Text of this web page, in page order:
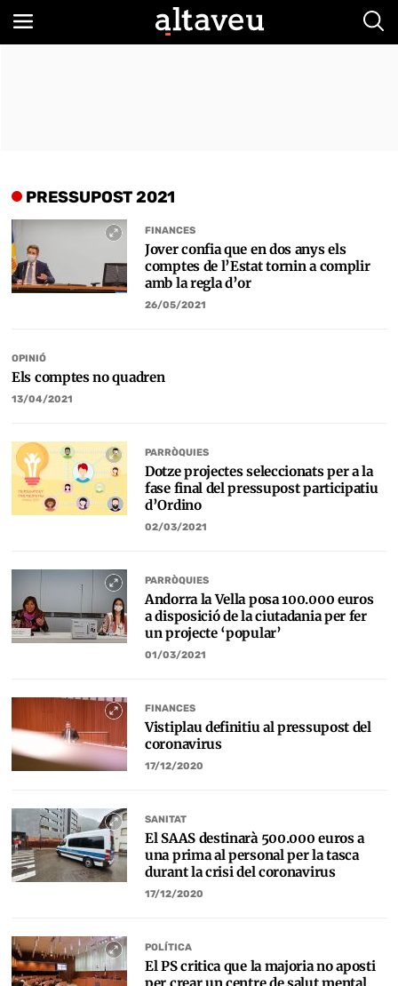
PRESSUPOST 2021
FINANCES
Jover confia que en dos anys els
comptes de l’Estat tornin a complir
amb la regla d’or
26/05/2021
OPINIÓ
Els comptes no quadren
13/04/2021
PARRÒQUIES
Dotze projectes seleccionats per a la
fase final del pressupost participatiu
d’Ordino
02/03/2021
PARRÒQUIES
Andorra la Vella posa 100.000 euros
a disposició de la ciutadania per fer
un projecte ‘popular’
01/03/2021
FINANCES
Vistiplau definitiu al pressupost del
coronavirus
17/12/2020
SANITAT
El SAAS destinarà 500.000 euros a
una prima al personal per la tasca
durant la crisi del coronavirus
17/12/2020
POLÍTICA
El PS critica que la majoria no aposti